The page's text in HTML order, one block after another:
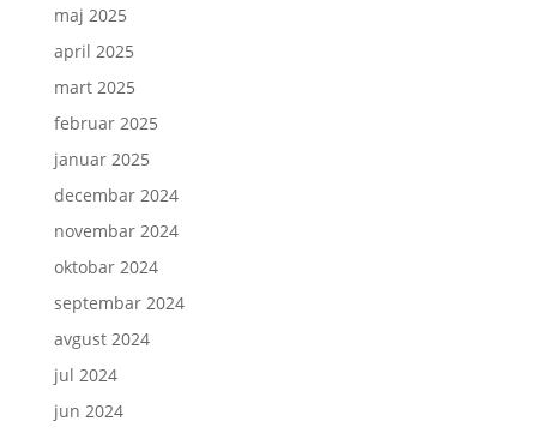
maj 2025
april 2025
mart 2025
februar 2025
januar 2025
decembar 2024
novembar 2024
oktobar 2024
septembar 2024
avgust 2024
jul 2024
jun 2024